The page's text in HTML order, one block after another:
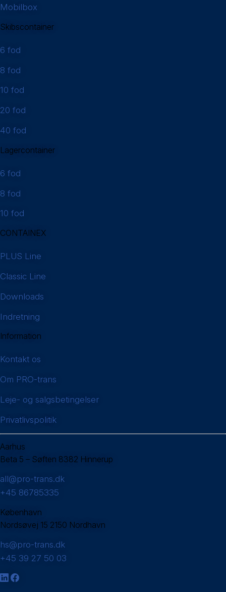
Mobilbox
Skibscontainer
6 fod
8 fod
10 fod
20 fod
40 fod
Lagercontainer
6 fod
8 fod
10 fod
CONTAINEX
PLUS Line
Classic Line
Downloads
Indretning
Information
Kontakt os
Om PRO-trans
Leje- og salgsbetingelser
Privatlivspolitik
Aarhus
Beta 5 – Søften 8382 Hinnerup
all@pro-trans.dk
+45 86785335
København
Nordsøvej 15 2150 Nordhavn
hs@pro-trans.dk
+45 39 27 50 03